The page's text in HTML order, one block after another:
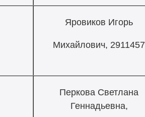
Яровиков Игорь
Михайлович, 2911457
Перкова Светлана
Геннадьевна,